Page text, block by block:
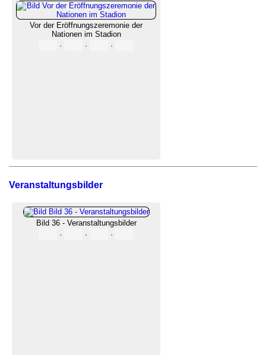
Vor der Eröffnungszeremonie der
Nationen im Stadion
·
· ·
Veranstaltungsbilder
Bild 36 - Veranstaltungsbilder
·
· ·